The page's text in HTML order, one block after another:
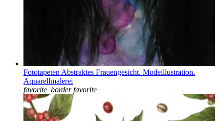
Fototapeten Abstraktes Frauengesicht. Modeillustration.
Aquarellmalerei
favorite_border favorite